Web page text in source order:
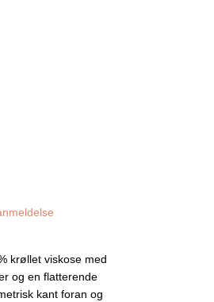
krøllet viskose med
og en flatterende
kant foran og